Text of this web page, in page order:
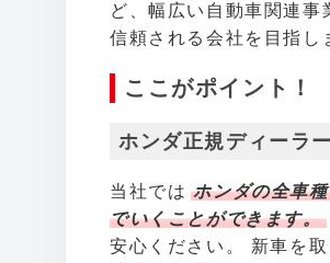
ど、幅広い自動車関連
信頼される会社を目指し
ここがポイント！
ホンダ正規ディーラ
当社では ホンダの全車
でいくことができます。
安心ください。 新車を